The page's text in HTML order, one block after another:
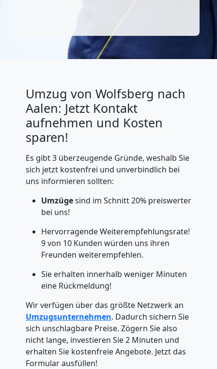
Umzug von Wolfsberg nach
Aalen: Jetzt Kontakt
aufnehmen und Kosten
sparen!
Es gibt 3 überzeugende Gründe, weshalb Sie
sich jetzt kostenfrei und unverbindlich bei
uns informieren sollten:
Umzügesind im Schnitt 20% preiswerter
bei uns!
Hervorragende Weiterempfehlungsrate!
9 von 10 Kunden würden uns ihren
Freunden weiterempfehlen.
Sie erhalten innerhalb weniger Minuten
eine Rückmeldung!
Wir verfügen über das größte Netzwerk an
Umzugsunternehmen. Dadurch sichern Sie
sich unschlagbare Preise. Zögern Sie also
nicht lange, investieren Sie 2 Minuten und
erhalten Sie kostenfreie Angebote. Jetzt das
Formular ausfüllen!